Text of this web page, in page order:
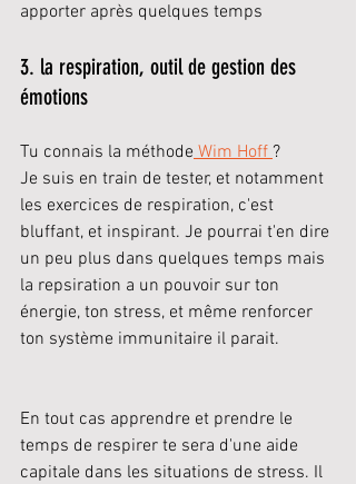
apporter après quelques temps
3. la respiration, outil de gestion des
émotions
Tu connais la méthode Wim Hoff ?
Je suis en train de tester, et notamment
les exercices de respiration, c'est
bluffant, et inspirant. Je pourrai t'en dire
un peu plus dans quelques temps mais
la repsiration a un pouvoir sur ton
énergie, ton stress, et même renforcer
ton système immunitaire il parait.
En tout cas apprendre et prendre le
temps de respirer te sera d'une aide
capitale dans les situations de stress. Il